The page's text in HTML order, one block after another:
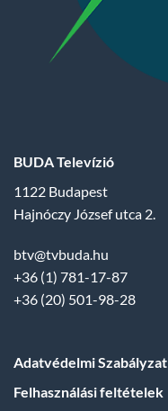
BUDA Televízió
1122 Budapest
Hajnóczy József utca 2.
btv@tvbuda.hu
+36 (1) 781-17-87
+36 (20) 501-98-28
Adatvédelmi Szabályzat
Felhasználási feltételek